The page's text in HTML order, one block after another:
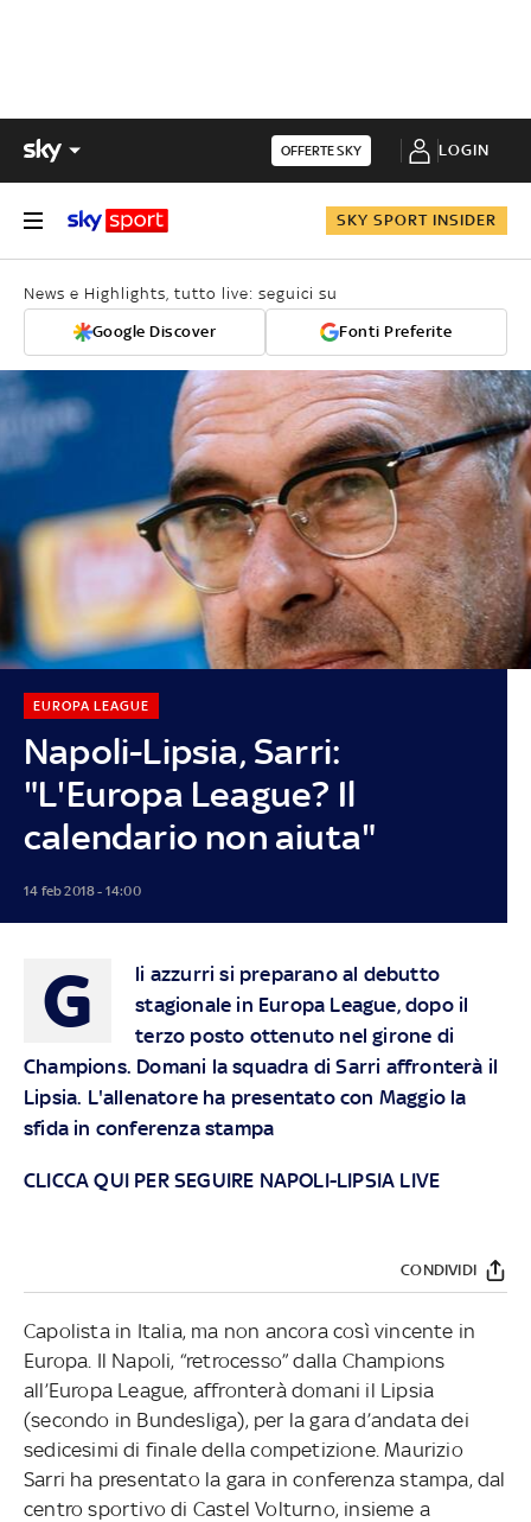
OFFERTE SKY LOGIN
SKY SPORT INSIDER
News e Highlights, tutto live: seguici su
Google Discover Fonti Preferite
Napoli-Lipsia, Sarri:
"L'Europa League? Il
calendario non aiuta"
EUROPA LEAGUE
14 feb 2018 - 14:00
G
li azzurri si preparano al debutto
stagionale in Europa League, dopo il
terzo posto ottenuto nel girone di
Champions. Domani la squadra di Sarri affronterà il
Lipsia. L'allenatore ha presentato con Maggio la
sfida in conferenza stampa
CLICCA QUI PER SEGUIRE NAPOLI-LIPSIA LIVE
CONDIVIDI
Capolista in Italia, ma non ancora così vincente in
Europa. Il Napoli, “retrocesso” dalla Champions
all’Europa League, affronterà domani il Lipsia
(secondo in Bundesliga), per la gara d’andata dei
sedicesimi di finale della competizione. Maurizio
Sarri ha presentato la gara in conferenza stampa, dal
centro sportivo di Castel Volturno, insieme a